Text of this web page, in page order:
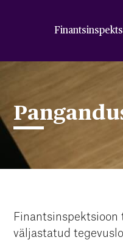
Finantsinspektsioon
väljastatud